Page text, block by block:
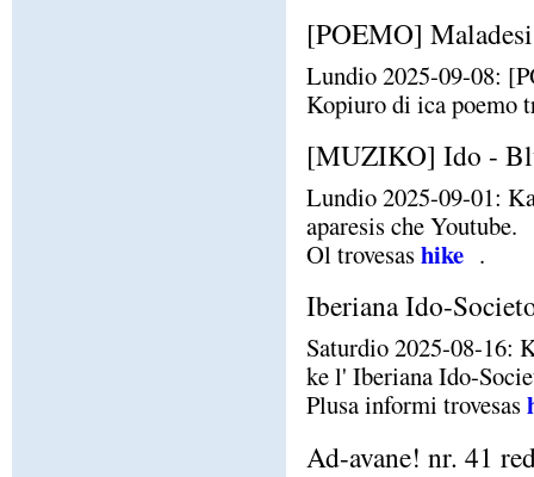
[POEMO]
Lundio 2025-09-08:
Kopiuro di ica poemo
[MUZIKO] Ido -
Lundio 2025-09-01:
aparesis che Youtube.
Ol trovesashike .
Iberiana Ido-
Saturdio 2025-08-16:
ke l' Iberiana Ido-
Plusa informi trovesas
Ad-avane! nr. 41